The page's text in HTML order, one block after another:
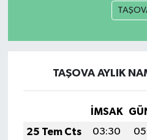
TAŞOVA AYLIK
İMSAK
25 Tem Cts
03:30